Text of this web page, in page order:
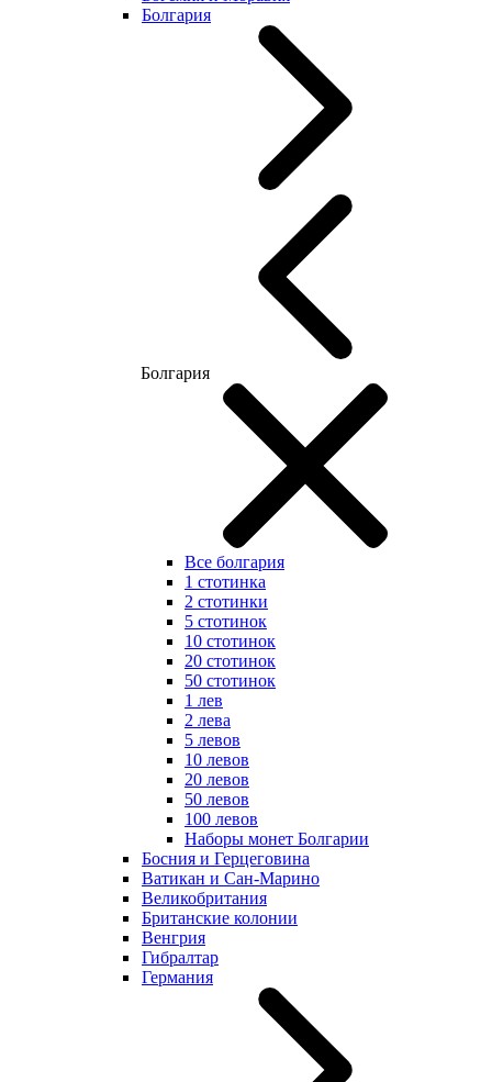
Болгария
Болгария
Все болгария
1 стотинка
2 стотинки
5 стотинок
10 стотинок
20 стотинок
50 стотинок
1 лев
2 лева
5 левов
10 левов
20 левов
50 левов
100 левов
Наборы монет Болгарии
Босния и Герцеговина
Ватикан и Сан-Марино
Великобритания
Британские колонии
Венгрия
Гибралтар
Германия